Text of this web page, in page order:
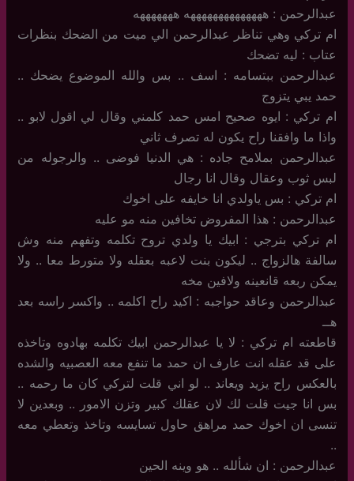
عبدالرحمن : ههههههههههههههه هههههههه
ام تركي وهي تناظر عبدالرحمن الي ميت من الضحك بنظرات
عتاب : ليه تضحك
عبدالرحمن ببتسامه : اسف .. بس والله الموضوع يضحك ..
حمد يبي يتزوج
ام تركي : ايوه صحيح امس حمد كلمني وقال لي اقول لابو ..
واذا ما وافقنا راح يكون له تصرف ثاني
عبدالرحمن بملامح جاده : هي الدنيا فوضى .. والرجوله من
لبس ثوب وعقال وقال انا رجال
ام تركي : بس ياولدي انا خايفه على اخوك
عبدالرحمن : هذا المفروض تخافين منه مو عليه
ام تركي بترجي : ابيك يا ولدي تروح تكلمه وتفهم منه وش
سالفة هالزواج .. ليكون بنت لاعبه بعقله ولا متورط معا .. ولا
يمكن ربعه قانعينه ولافين مخه
عبدالرحمن وعاقد حواجبه : اكيد راح اكلمه .. واكسر راسه بعد
هــ
قاطعته ام تركي : لا يا عبدالرحمن ابيك تكلمه بهادوه وتاخذه
على قد عقله انت عارف ان حمد ما تنفع معه العصبيه والشده
بالعكس راح يزيد ويعاند .. لو اني قلت لتركي كان ما رحمه ..
بس انا جيت قلت لك لان عقلك كبير وتزن الامور .. وبعدين لا
تنسى ان اخوك حمد مراهق حاول تسايسه وتاخذ وتعطي معه
..
عبدالرحمن : ان شألله .. هو وينه الحين